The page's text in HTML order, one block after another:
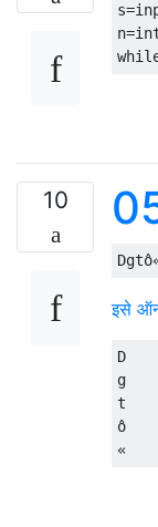
s=
n=
10
इसे
D
g
t
ô